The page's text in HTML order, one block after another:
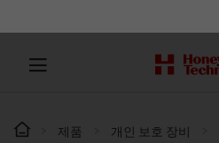
제품 개인 보호 장비